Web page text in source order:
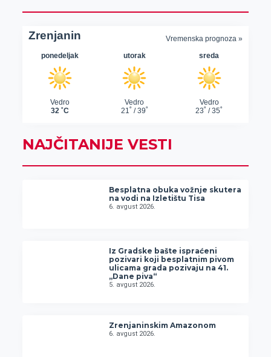
NAJČITANIJE VESTI
Besplatna obuka vožnje skutera
na vodi na Izletištu Tisa
6. avgust 2026.
Iz Gradske bašte ispraćeni
pozivari koji besplatnim pivom
ulicama grada pozivaju na 41.
„Dane piva“
5. avgust 2026.
Zrenjaninskim Amazonom
6. avgust 2026.